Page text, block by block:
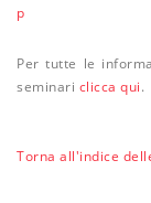
p
Per tutte le
seminari clicca qui.
Torna all'indice